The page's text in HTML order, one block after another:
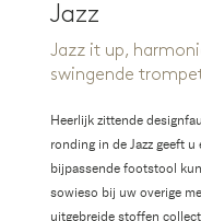
Jazz
Jazz it up,
swingende
Heerlijk zittende
ronding in de Jazz geeft u
bijpassende footstool
sowieso bij uw overige
uitgebreide stoffen